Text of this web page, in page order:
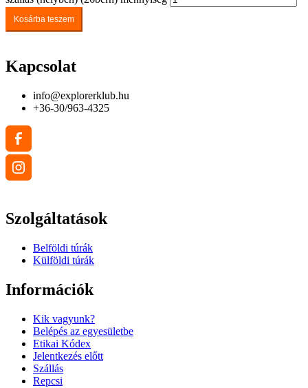
Kosárba teszem
Kapcsolat
info@explorerklub.hu
+36-30/963-4325
Szolgáltatások
Belföldi túrák
Külföldi túrák
Információk
Kik vagyunk?
Belépés az egyesületbe
Etikai Kódex
Jelentkezés előtt
Szállás
Repcsi